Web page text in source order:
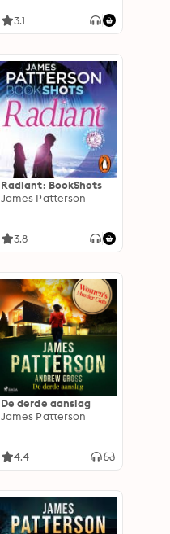
3.1
Radiant: BookShots
James Patterson
3.8
De derde aanslag
James Patterson
4.4